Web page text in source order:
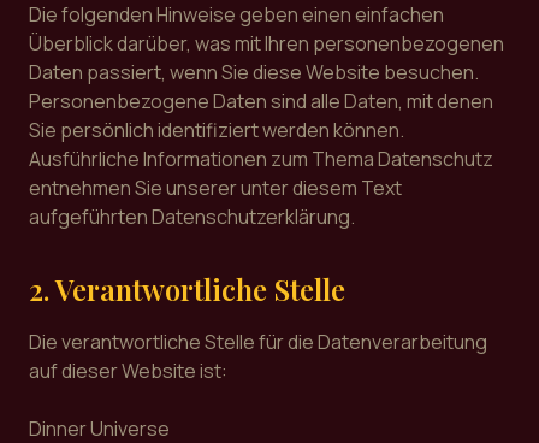
Die folgenden Hinweise geben einen einfachen
Überblick darüber, was mit Ihren personenbezogenen
Daten passiert, wenn Sie diese Website besuchen.
Personenbezogene Daten sind alle Daten, mit denen
Sie persönlich identifiziert werden können.
Ausführliche Informationen zum Thema Datenschutz
entnehmen Sie unserer unter diesem Text
aufgeführten Datenschutzerklärung.
2. Verantwortliche Stelle
Die verantwortliche Stelle für die Datenverarbeitung
auf dieser Website ist:
Dinner Universe